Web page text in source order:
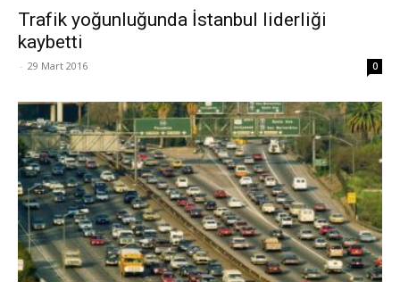
Trafik yoğunluğunda İstanbul liderliği
kaybetti
- 29 Mart 2016 0